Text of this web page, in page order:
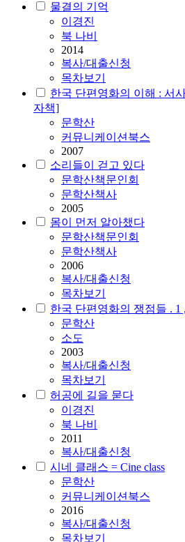
물결의 기억
이경진
북 나비
2014
복사/대출신청
목차보기
한국 단편영화의 이해 : 서
자책]
문학산
커뮤니케이션북스
2007
소리들이 걷고 있다
문학산책문인회
문학산책사
2005
몸이 먼저 알아챘다
문학산책문인회
문학산책사
2006
복사/대출신청
목차보기
한국 단편영화의 쟁점들 . 1
문학산
소도
2003
복사/대출신청
목차보기
허공에 길을 묻다
이경진
북 나비
2011
복사/대출신청
시네 클래스 = Cine class
문학산
커뮤니케이션북스
2016
복사/대출신청
목차보기